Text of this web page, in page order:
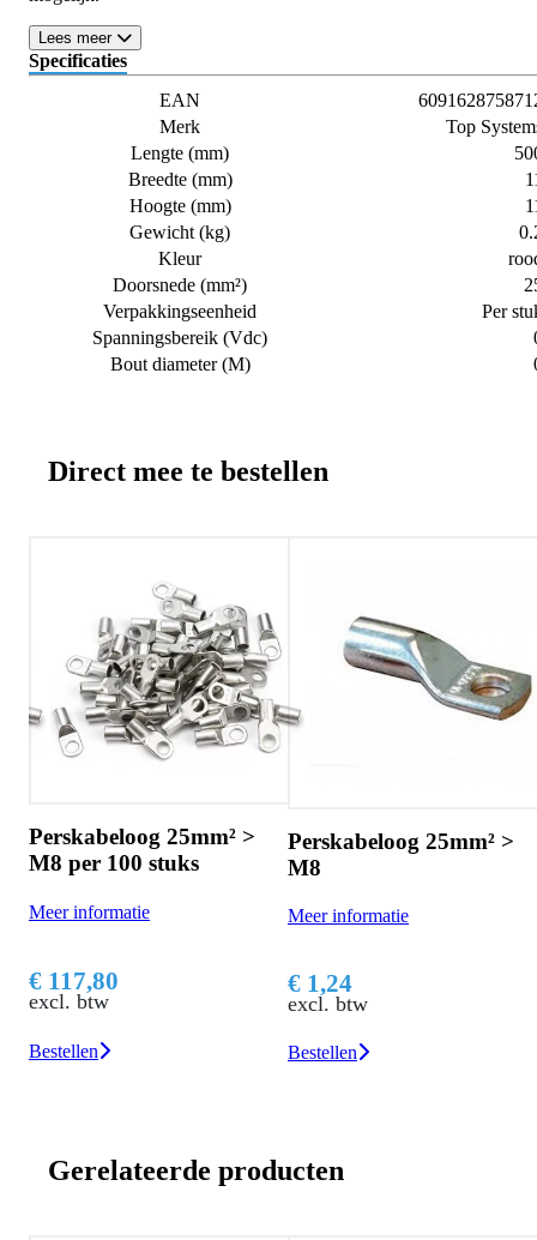
Lees meer
Specificaties
EAN
Merk
Top
Lengte (mm)
Breedte (mm)
Hoogte (mm)
Gewicht (kg)
Kleur
Doorsnede (mm²)
Verpakkingseenheid
Per
Spanningsbereik (Vdc)
Bout diameter (M)
Direct mee te bestellen
Perskabeloog 25mm² >
M8
Meer informatie
€ 1,24
excl. btw
Bestellen
Perskabeloog 25mm² >
M10 per 100 stuks
Meer informatie
€ 120,10
excl. btw
Bestellen
Gerelateerde producten